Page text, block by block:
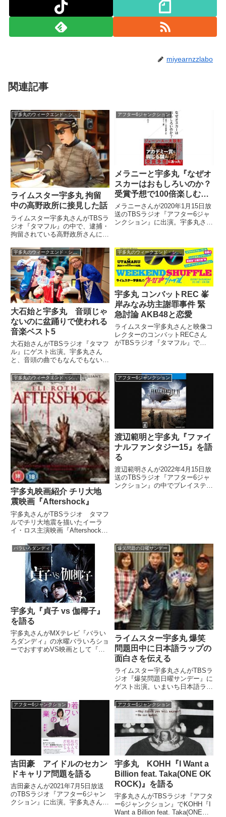
miyearnzzlabo
関連記事
宇多丸のウィークエンド・シャッフル
ライムスター宇多丸 拘留
中の高野政所に接見した話
ライムスター宇多丸さんがTBSラ
ジオ『タマフル』の中で、逮捕・
拘留されている高野政所さんに接
丸）まあ皮肉な側面と言えばです
ね、あの、皮肉というかわかりま
せんけど。先週ね、言いましたけ
ど、高野政所くんが大麻を持っ...
アフター6ジャンクション
メラニーと宇多丸『なぜオ
スカーはおもしろいのか？
受賞予想で100倍楽しむ
「アカデミー賞」』を語る
メラニーさんが2020年1月15日放
送のTBSラジオ『アフター6ジャ
ンクション』に出演。宇多丸さん
楽しむ「アカデミー賞」』につい
て話していました。（日比麻音
子）ここからはカルチャ...
宇多丸のウィークエンド・シャッフル
大石始と宇多丸 音頭じゃ
ないのに盆踊りで使われる
音楽ベスト5
大石始さんがTBSラジオ『タマフ
ル』にゲスト出演。宇多丸さん
と、音頭の曲でもなんでもない曲
超盛り上がっている楽曲について
トーク。ランキング形式で5曲、
紹介していました。「ライムスタ
ー宇多丸のウィークエンド・シ
ャ...
宇多丸のウィークエンド・シャッフル
宇多丸 コンバットREC 峯
岸みなみ坊主謝罪事件 緊
急討論 AKB48と恋愛
ライムスター宇多丸さんと映像コ
レクターのコンバットRECさん
がTBSラジオ『タマフル』で
した。かなり長くなりましたが、
書き起こしてみました！（宇多...
宇多丸のウィークエンド・シャッフル
宇多丸映画紹介 チリ大地
震映画『Aftershock』
宇多丸さんがTBSラジオ タマフ
ルでチリ大地震を描いたイーラ
イ・ロス主演映画『Aftershock』
さんから推薦されて見て、『生涯
ベスト級』と熱く語っています。
（宇多丸）えっと、生放送開始の
ほんの直前までコンバ...
アフター6ジャンクション
渡辺範明と宇多丸『ファイ
ナルファンタジー15』を語
る
渡辺範明さんが2022年4月15日放
送のTBSラジオ『アフター6ジャ
ンクション』の中でプレイステー
バラいろダンディ
宇多丸『貞子 vs 伽椰子』
を語る
宇多丸さんがMXテレビ『バラい
ろダンディ』の水曜バラいろショ
ーでおすすめVS映画として『貞
爆笑問題の日曜サンデー
ライムスター宇多丸 爆笑
問題田中に日本語ラップの
面白さを伝える
ライムスター宇多丸さんがTBSラ
ジオ『爆笑問題日曜サンデー』に
ゲスト出演。いまいち日本語ラッ
日本語ラップの面白さを教えてい
ました。（宇多丸）（笑）。進ん
だ結果が、『才能ない』。だから
さっきの、僕のラップのあれで...
アフター6ジャンクション
吉田豪 アイドルのセカン
ドキャリア問題を語る
吉田豪さんが2021年7月5日放送
のTBSラジオ『アフター6ジャン
クション』に出演。宇多丸さんと
アフター6ジャンクション
宇多丸 KOHH『I Want a
Billion feat. Taka(ONE OK
ROCK)』を語る
宇多丸さんがTBSラジオ『アフタ
ー6ジャンクション』でKOHH『I
Want a Billion feat. Taka(ONE